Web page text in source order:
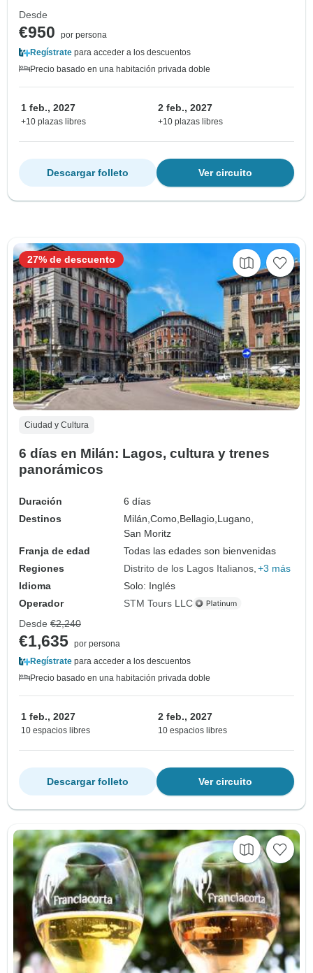
Desde
€950
por persona
Regístrate para acceder a los descuentos
Precio basado en una habitación privada doble
1 feb., 2027
+10 plazas libres
2 feb., 2027
+10 plazas libres
Ver circuito
Descargar folleto
Ciudad y Cultura
6 días en Milán: Lagos, cultura y trenes
panorámicos
Duración
6 días
Destinos
Milán,Como, Bellagio, Lugano,
San Moritz
Franja de edad
Todas las edades son bienvenidas
Regiones
Distrito de los Lagos Italianos +3 más
Idioma
Solo: Inglés
Operador
STM Tours LLC
27% de descuento
Desde €2,240
€1,635 por persona
Regístrate para acceder a los descuentos
Precio basado en una habitación privada doble
1 feb., 2027
10 espacios libres
2 feb., 2027
10 espacios libres
Ver circuito
Descargar folleto